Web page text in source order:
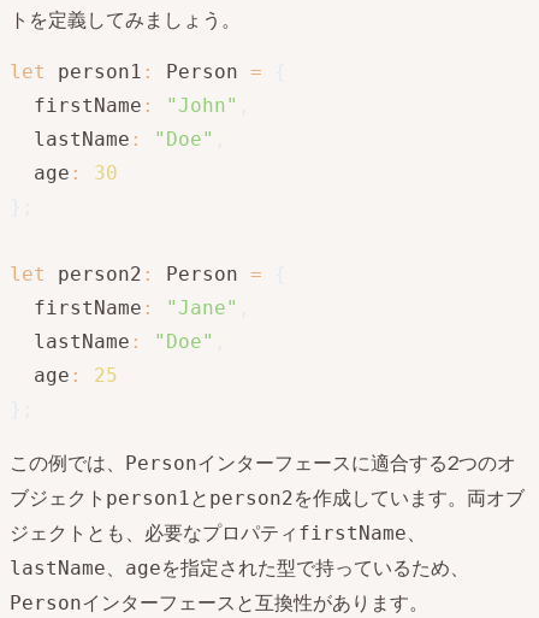
トを定義してみましょう。
let person1 : Person =
  firstName
: "John"
  lastName
: "Doe"
  age
:
30
let person2 : Person =
  firstName
: "Jane"
  lastName
: "Doe"
  age
:
25
この例では、 Personインターフェースに適合する2つのオ
ブジェクト person1と person2を作成しています。両オブ
ジェクトとも、必要なプロパティ firstName、
lastName、 ageを指定された型で持っているため、
Personインターフェースと互換性があります。